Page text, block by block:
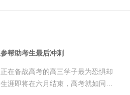
帮助考生最后冲刺
备战高考的高三学子最为恐惧却
涯即将在六月结束，高考就如同另